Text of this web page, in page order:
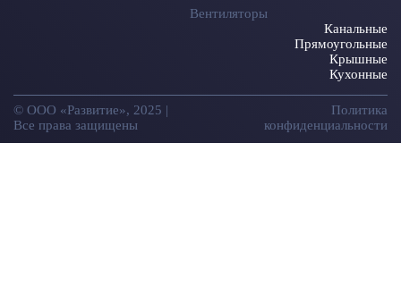
Вентиляторы
Канальные
Прямоугольные
Крышные
Кухонные
© ООО «Развитие», 2025 |
Все права защищены
Политика
конфиденциальности